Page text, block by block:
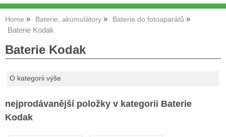
Home Baterie, akumulátory Baterie do fotoaparátů
Baterie Kodak
Baterie Kodak
O kategorii výše
nejprodávanější položky v kategorii Baterie
Kodak